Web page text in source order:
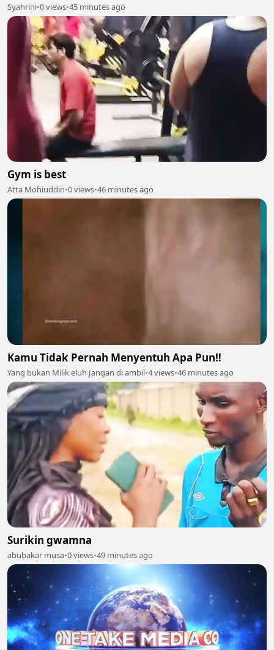
Syahrini•0 views•45 minutes ago
Gym is best
Atta Mohiuddin•0 views•46 minutes ago
Kamu Tidak Pernah Menyentuh Apa Pun‼️
Yang bukan Milik eluh Jangan di ambil•4 views•46 minutes ago
Surikin gwamna
abubakar musa•0 views•49 minutes ago